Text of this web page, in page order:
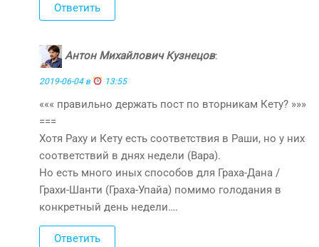
Ответить
Антон Михайлович Кузнецов:
2019-06-04 в 13:55
««« правильно держать пост по вторникам Кету? »»»
===
Хотя Раху и Кету есть соответствия в Раши, но у них
соответствий в днях недели (Вара).
Но есть много иных способов для Граха-Дана /
Грахи-Шанти (Граха-Упайа) помимо голодания в
конкретный день недели….
Ответить